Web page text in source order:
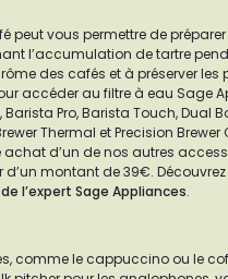
peut vous permettre de
l’accumulation de tartre
des cafés et à préserver les
accéder au filtre à eau Sage
Pro, Barista Touch, Dual
Thermal et Precision
d’un de nos autres
montant de 39€.
l’expert Sage Appliances.
comme le cappuccino ou le